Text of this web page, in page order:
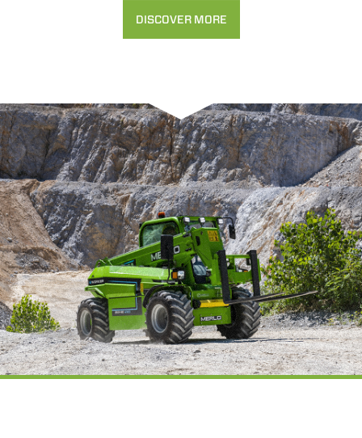
DISCOVER MORE